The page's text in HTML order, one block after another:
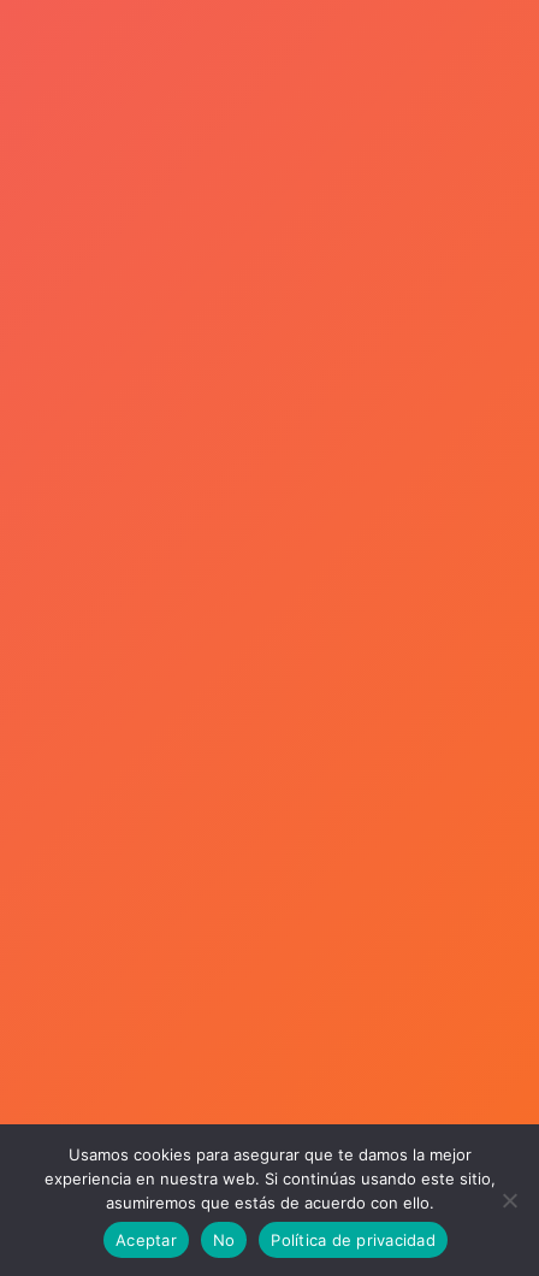
Usamos cookies para asegurar que te damos la mejor
experiencia en nuestra web. Si continúas usando este sitio,
asumiremos que estás de acuerdo con ello.
Aceptar
No Política de privacidad